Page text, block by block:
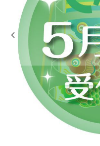
カプセルトイマシン
カプセルトイ
販促用空カプセル
レンタル
景品・玩具・文具
販促用カプセルトイ